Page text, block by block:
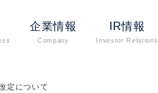
企業情報
Company
IR情報
Investor Relations
定について